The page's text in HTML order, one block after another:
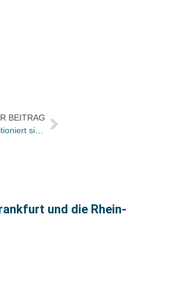
BEITRAG
Vertriebsleiterrunde diskutierte über Druckauflagen und positioniert sich neu
und die Rhein-